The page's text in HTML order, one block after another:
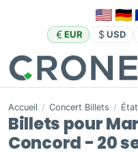
EUR USD
Accueil / Concert Billets /
Billets pour
Concord - 20